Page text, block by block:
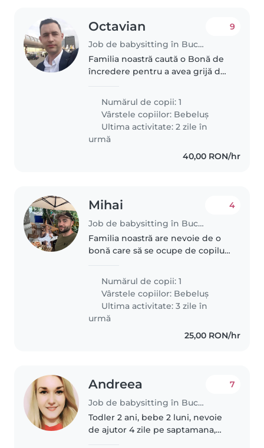
Octavian
Job de babysitting în București
9
Familia noastră caută o Bonă de
încredere pentru a avea grijă de
cineva care vorbește românește
și se simte bine în prezența unei
pisici persane. Vă rugăm..
Numărul de copii: 1
Vârstele copiilor: Bebeluș
Ultima activitate: 2 zile în
urmă
40,00 RON/hr
Mihai
Job de babysitting în București
4
Familia noastră are nevoie de o
bonă care să se ocupe de copilul
și inteligent. trebuie să fie
confortabilă cu animalele de
companie. De asemenea..
Numărul de copii: 1
Vârstele copiilor: Bebeluș
Ultima activitate: 3 zile în
urmă
25,00 RON/hr
Andreea
Job de babysitting în București
7
Todler 2 ani, bebe 2 luni, nevoie
de ajutor 4 zile pe saptamana,